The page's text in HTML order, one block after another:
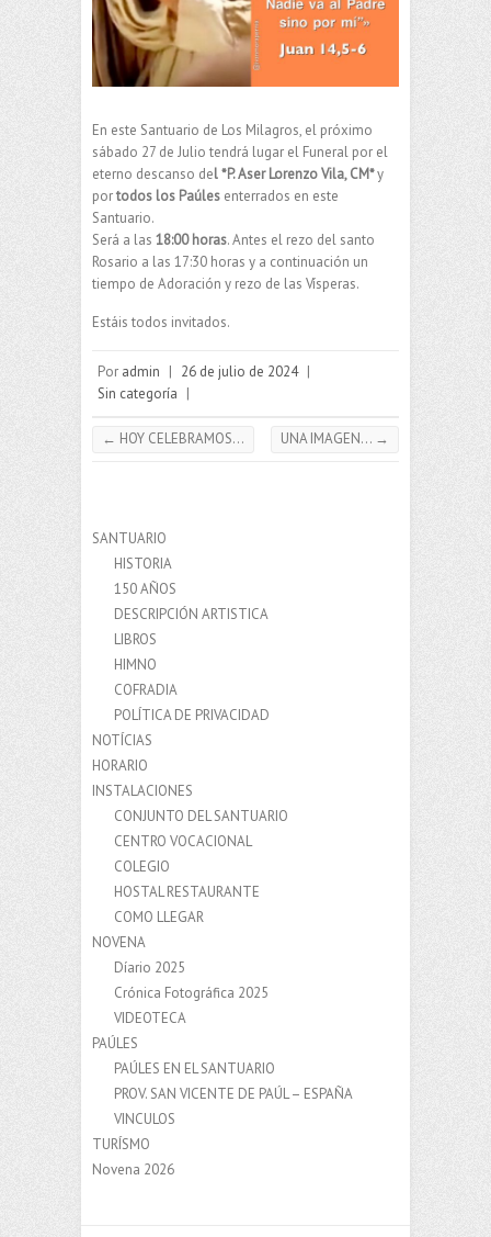
En este Santuario de Los Milagros, el próximo
sábado 27 de Julio tendrá lugar el Funeral por el
eterno descanso del *P. Aser Lorenzo Vila, CM*y
portodos los Paúles enterrados en este
Santuario.
Será a las 18:00 horas. Antes el rezo del santo
Rosario a las 17:30 horas y a continuación un
tiempo de Adoración y rezo de las Vísperas.
Estáis todos invitados.
Por admin | 26 de julio de 2024 |
Sin categoría |
← HOY CELEBRAMOS… UNA IMAGEN… →
SANTUARIO
HISTORIA
150 AÑOS
DESCRIPCIÓN ARTISTICA
LIBROS
HIMNO
COFRADIA
POLÍTICA DE PRIVACIDAD
NOTÍCIAS
HORARIO
INSTALACIONES
CONJUNTO DEL SANTUARIO
CENTRO VOCACIONAL
COLEGIO
HOSTAL RESTAURANTE
COMO LLEGAR
NOVENA
Díario 2025
Crónica Fotográfica 2025
VIDEOTECA
PAÚLES
PAÚLES EN EL SANTUARIO
PROV. SAN VICENTE DE PAÚL – ESPAÑA
VINCULOS
TURÍSMO
Novena 2026